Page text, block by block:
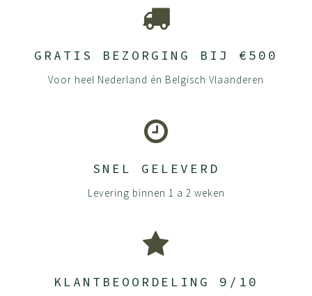
GRATIS BEZORGING BIJ €500
Voor heel Nederland én Belgisch Vlaanderen
SNEL GELEVERD
Levering binnen 1 a 2 weken
KLANTBEOORDELING 9/10